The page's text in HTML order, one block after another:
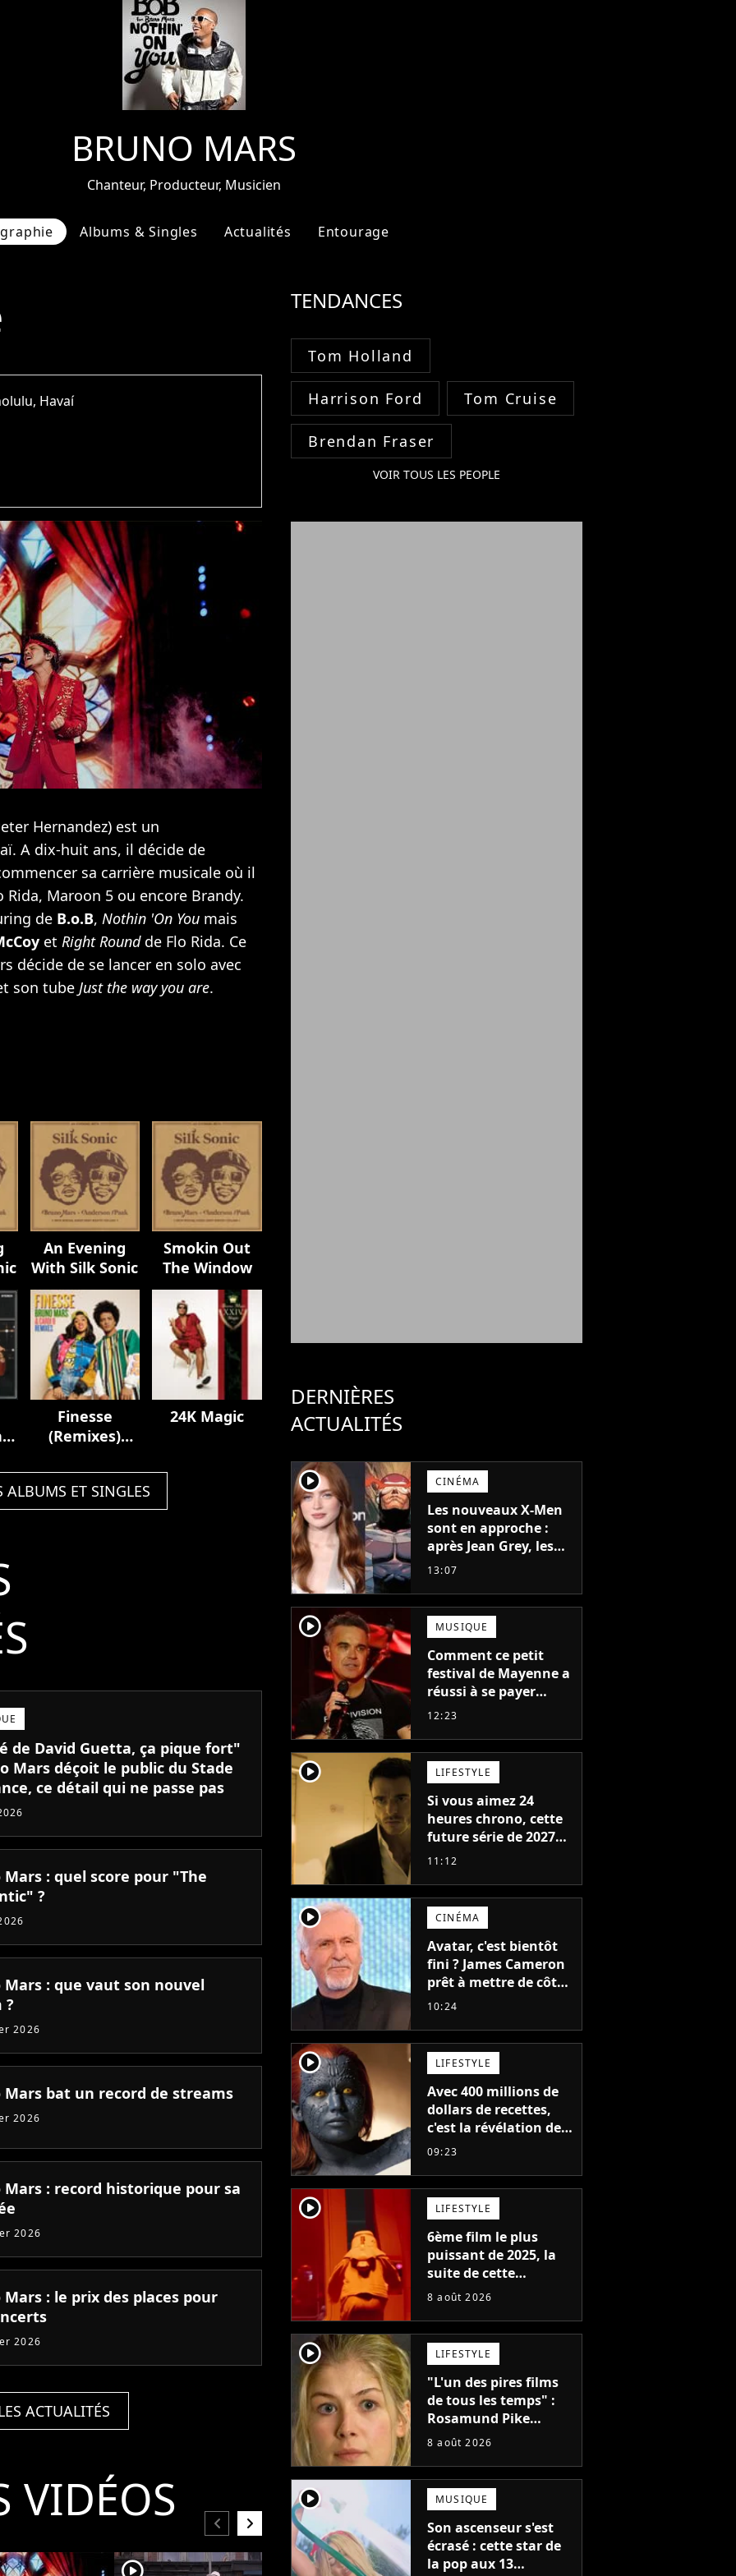
BRUNO MARS
Chanteur, Producteur, Musicien
Albums & Singles Actualités Entourage
Havaí
Hernandez) est un
A dix-huit ans, il décide de
sa carrière musicale où il
Rida, Maroon 5 ou encore Brandy.
de B.o.B, Nothin 'On You mais
et Right Round de Flo Rida. Ce
décide de se lancer en solo avec
son tube Just the way you are.
An Evening
With Silk Sonic
Smokin Out
The Window
Finesse
(Remixes)
24K Magic
ALBUMS ET SINGLES
de David Guetta, ça pique fort"
Mars déçoit le public du Stade
ce détail qui ne passe pas
Mars : quel score pour "The
?
Mars : que vaut son nouvel
?
2026
Mars bat un record de streams
2026
Mars : record historique pour sa
2026
Mars : le prix des places pour
2026
ACTUALITÉS
VIDÉOS
player2
chevron_left chevron_right
TENDANCES
Tom Holland
Harrison Ford Tom Cruise
Brendan Fraser
VOIR TOUS LES PEOPLE
DERNIÈRES
ACTUALITÉS
player2 CINÉMA
Les nouveaux X-Men
sont en approche :
après Jean Grey, les
acteurs qui vont jouer
Cyclope trouvés !
13:07
player2 MUSIQUE
Comment ce petit
festival de Mayenne a
réussi à se payer
Robbie Williams, Jul et
12:23
player2 LIFESTYLE
Si vous aimez 24
heures chrono, cette
future série de 2027
va devenir votre
11:12
player2 CINÉMA
Avatar, c'est bientôt
fini ? James Cameron
prêt à mettre de côté
sa saga de science-
de recettes
10:24
player2 LIFESTYLE
Avec 400 millions de
dollars de recettes,
c'est la révélation de
2026 au cinéma : cette
remplacer Jennifer
Lawrence chez Marvel
09:23
player2 LIFESTYLE
6ème film le plus
puissant de 2025, la
suite de cette
franchise culte est
réalisateur claque la
porte pour "différends
créatifs"
8 août 2026
player2 LIFESTYLE
"L'un des pires films
de tous les temps" :
Rosamund Pike
pensait que ce film
fiction avec Dwayne
Johnson mettrait fin à
sa carrière
8 août 2026
player2 MUSIQUE
Son ascenseur s'est
écrasé : cette star de
la pop aux 13